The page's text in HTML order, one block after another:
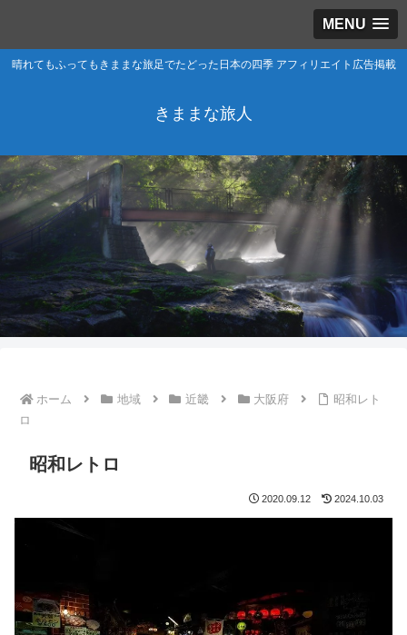
MENU
晴れてもふってもきままな旅足でたどった日本の四季 アフィリエイト広告掲載
きままな旅人
ホーム 地域 近畿 大阪府
昭和レト
ロ
昭和レトロ
2020.09.12 2024.10.03